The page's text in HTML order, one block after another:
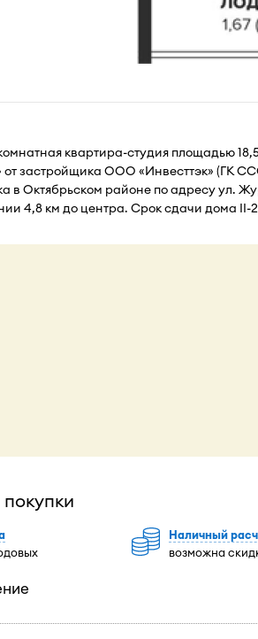
квартира-студия площадью
от застройщика ООО «Инвесттэк» (ГК
в Октябрьском районе по адресу ул.
4,8 км до центра. Срок сдачи дома II-
Наличный
возможна